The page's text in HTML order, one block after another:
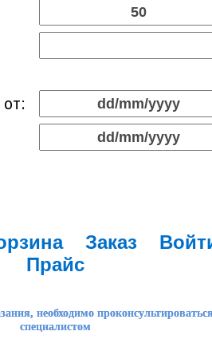
Заказ
Прайс
необходимо
специалистом